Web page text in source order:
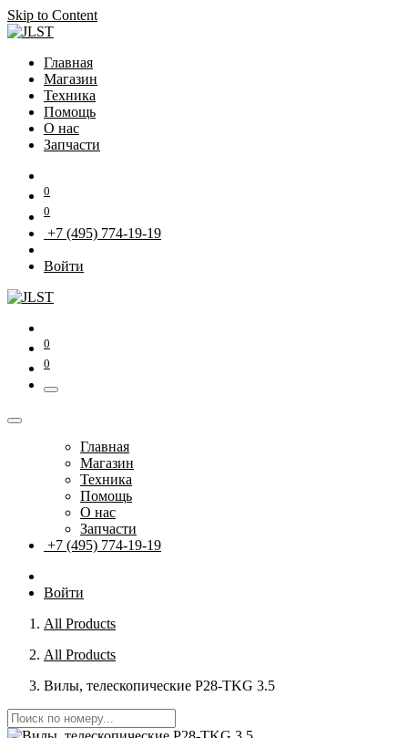
Skip to Content
Главная
Магазин
Техника
Помощь
О нас
Запчасти
0
0
+7 (495) 774-19-19
Войти
0
0
Главная
Магазин
Техника
Помощь
О нас
Запчасти
+7 (495) 774-19-19
Войти
All Products
All Products
Вилы, телескопические P28-TKG 3.5